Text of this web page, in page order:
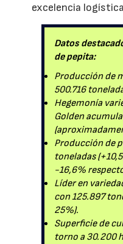
excelencia
Datos
de pepita:
Producción de
500.716
Hegemonía
Golden
Producción de
toneladas
-16,6%
Líder en
con 125.897
25%).
Superficie de
torno a 30.200